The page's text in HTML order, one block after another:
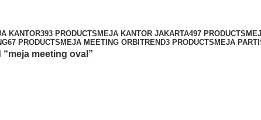
KANTOR393 PRODUCTSMEJA KANTOR JAKARTA497 PRODUCTS
67 PRODUCTSMEJA MEETING ORBITREND3 PRODUCTSMEJA
meeting oval”